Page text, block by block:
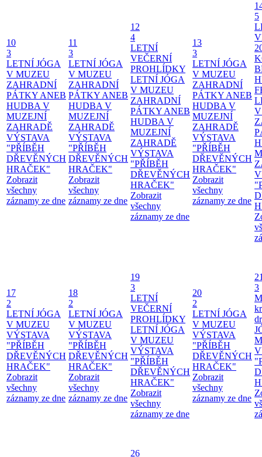
10
3
LETNÍ JÓGA
V MUZEU
ZAHRADNÍ
PÁTKY ANEB
HUDBA V
MUZEJNÍ
ZAHRADĚ
VÝSTAVA
"PŘÍBĚH
DŘEVĚNÝCH
HRAČEK"
Zobrazit
všechny
záznamy ze dne
11
3
LETNÍ JÓGA
V MUZEU
ZAHRADNÍ
PÁTKY ANEB
HUDBA V
MUZEJNÍ
ZAHRADĚ
VÝSTAVA
"PŘÍBĚH
DŘEVĚNÝCH
HRAČEK"
Zobrazit
všechny
záznamy ze dne
12
4
LETNÍ
VEČERNÍ
PROHLÍDKY
LETNÍ JÓGA
V MUZEU
ZAHRADNÍ
PÁTKY ANEB
HUDBA V
MUZEJNÍ
ZAHRADĚ
VÝSTAVA
"PŘÍBĚH
DŘEVĚNÝCH
HRAČEK"
Zobrazit
všechny
záznamy ze dne
13
3
LETNÍ JÓGA
V MUZEU
ZAHRADNÍ
PÁTKY ANEB
HUDBA V
MUZEJNÍ
ZAHRADĚ
VÝSTAVA
"PŘÍBĚH
DŘEVĚNÝCH
HRAČEK"
Zobrazit
všechny
záznamy ze dne
5
17
2
LETNÍ JÓGA
V MUZEU
VÝSTAVA
"PŘÍBĚH
DŘEVĚNÝCH
HRAČEK"
Zobrazit
všechny
záznamy ze dne
18
2
LETNÍ JÓGA
V MUZEU
VÝSTAVA
"PŘÍBĚH
DŘEVĚNÝCH
HRAČEK"
Zobrazit
všechny
záznamy ze dne
19
3
LETNÍ
VEČERNÍ
PROHLÍDKY
LETNÍ JÓGA
V MUZEU
VÝSTAVA
"PŘÍBĚH
DŘEVĚNÝCH
HRAČEK"
Zobrazit
všechny
záznamy ze dne
20
2
LETNÍ JÓGA
V MUZEU
VÝSTAVA
"PŘÍBĚH
DŘEVĚNÝCH
HRAČEK"
Zobrazit
všechny
záznamy ze dne
3
26